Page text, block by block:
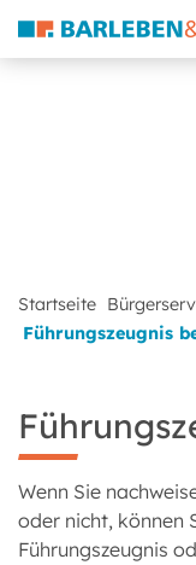
Startseite
Führungszeugnis
Wenn Sie
oder nicht, können
Führungszeugnis